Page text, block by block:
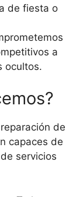
de fiesta o
a
ocultos.
de
capaces de
servicios